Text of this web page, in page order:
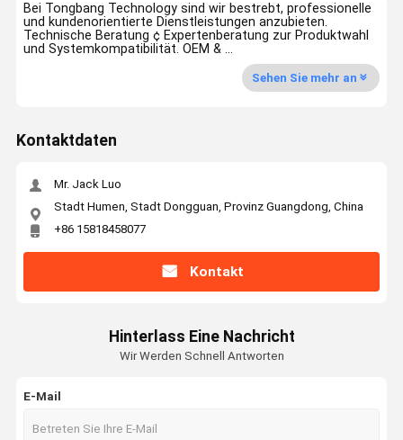
Bei Tongbang Technology sind wir bestrebt, professionelle
und kundenorientierte Dienstleistungen anzubieten.
Technische Beratung ¢ Expertenberatung zur Produktwahl
und Systemkompatibilität. OEM & ...
Sehen Sie mehr an
Kontaktdaten
Mr. Jack Luo
Stadt Humen, Stadt Dongguan, Provinz Guangdong, China
+86 15818458077
Kontakt
Hinterlass Eine Nachricht
Wir Werden Schnell Antworten
E-Mail